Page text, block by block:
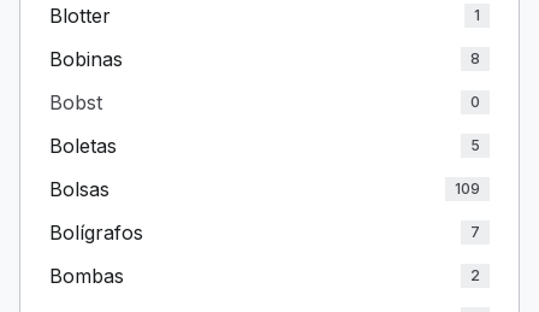
Blotter 1
Bobinas 8
Bobst 0
Boletas 5
Bolsas 109
Bolígrafos 7
Bombas 2